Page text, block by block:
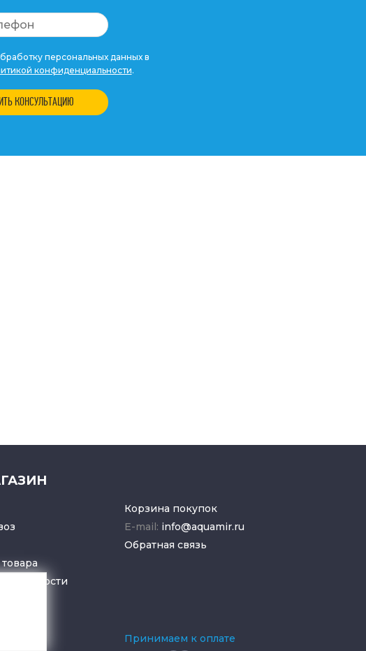
персональных данных в
конфиденциальности.
КОНСУЛЬТАЦИЮ
Корзина покупок
E-mail: info@aquamir.ru
Обратная связь
Принимаем к оплате